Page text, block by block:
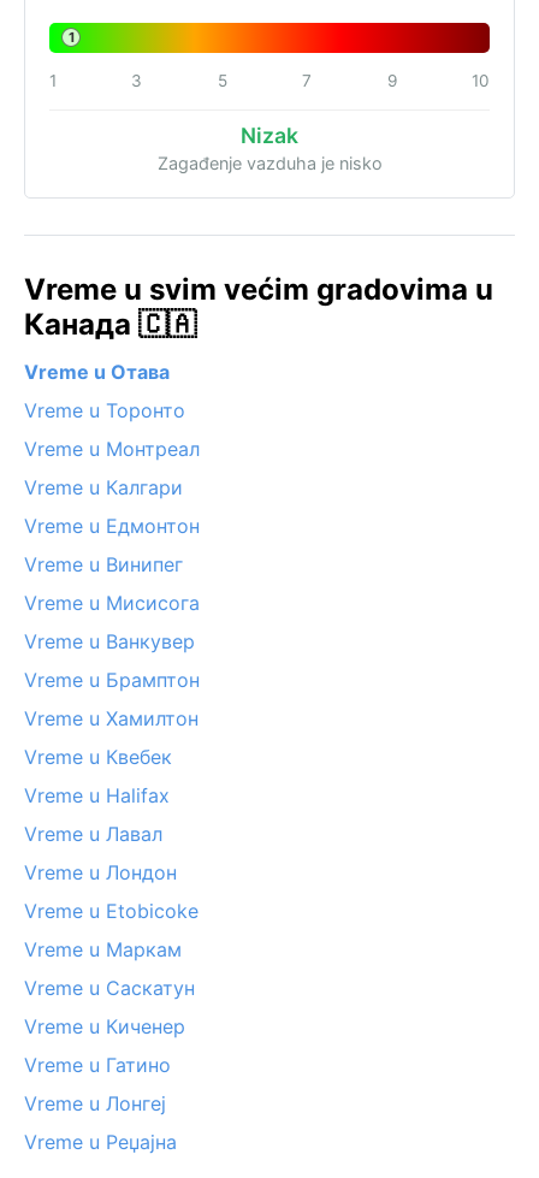
1
1 3 5 7 9 10
Nizak
Zagađenje vazduha je nisko
Vreme u svim većim gradovima u
Канада 🇨🇦
Vreme u Отава
Vreme u Торонто
Vreme u Монтреал
Vreme u Калгари
Vreme u Едмонтон
Vreme u Винипег
Vreme u Мисисога
Vreme u Ванкувер
Vreme u Брамптон
Vreme u Хамилтон
Vreme u Квебек
Vreme u Halifax
Vreme u Лавал
Vreme u Лондон
Vreme u Etobicoke
Vreme u Маркам
Vreme u Саскатун
Vreme u Киченер
Vreme u Гатино
Vreme u Лонгеј
Vreme u Реџајна